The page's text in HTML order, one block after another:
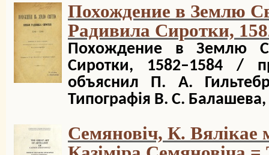
Похождение в Землю
Радивила Сиротки,
Похождение в Землю
Сиротки, 1582–1584 /
объяснил П. А.
Типографія В. С. Балашева,
Семяновіч, К. Вялікае